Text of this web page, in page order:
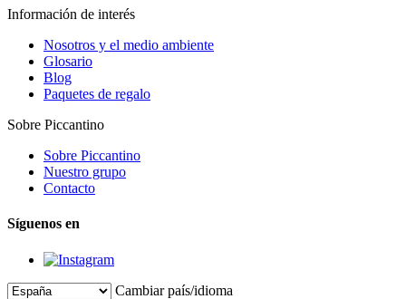
Información de interés
Nosotros y el medio ambiente
Glosario
Blog
Paquetes de regalo
Sobre Piccantino
Sobre Piccantino
Nuestro grupo
Contacto
Síguenos en
Cambiar país/idioma